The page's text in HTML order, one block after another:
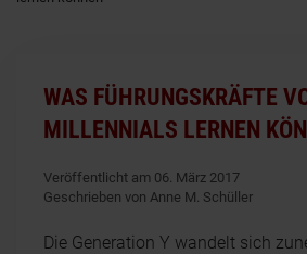
WAS FÜHRUNGSKRÄFTE
MILLENNIALS LERNEN
Veröffentlicht am 06. März 2017
Geschrieben von Anne M. Schüller
Die Generation Y wandelt sich